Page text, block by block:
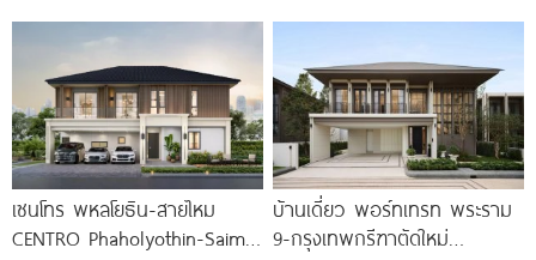
ใต้ สถานีแยกประชาอุทิศ เริ่ม
เซนโทร พหลโยธิน-สายไหม
CENTRO Phaholyothin-Saimai
บ้านเดี่ยว พอร์ทเทรท พระราม
9-กรุงเทพกรีฑาตัดใหม่